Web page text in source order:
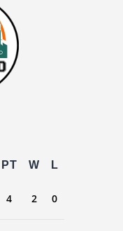
PT W L
4 2 0